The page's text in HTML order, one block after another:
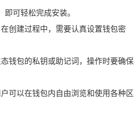
可轻松完成安装。
创建过程中，需要认真设置钱包密
钱包的私钥或助记词，操作时要确保
可以在钱包内自由浏览和使用各种区